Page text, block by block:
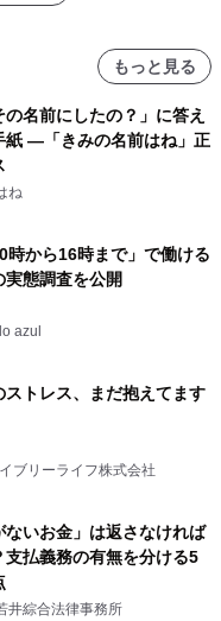
もっと見る
の名前にしたの？」に答え
紙 ―「きみの名前はね」正
ね
時から16時まで」で働ける
実態調査を公開
azul
ストレス、まだ抱えてます
ブリーライフ株式会社
ないお金」は返さなければ
支払義務の有無を分ける5
井綜合法律事務所